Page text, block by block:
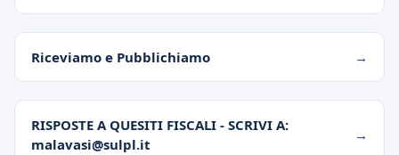
Riceviamo e Pubblichiamo
RISPOSTE A QUESITI FISCALI - SCRIVI A:
malavasi@sulpl.it